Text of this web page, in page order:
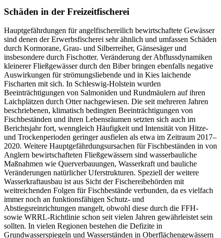
Schäden in der Freizeitfischerei
Hauptgefährdungen für angelfischereilich bewirtschaftete Gewässer
sind denen der Erwerbsfischerei sehr ähnlich und umfassen Schäden
durch Kormorane, Grau- und Silberreiher, Gänsesäger und
insbesondere durch Fischotter. Veränderung der Abflussdynamiken
kleinerer Fließgewässer durch den Biber bringen ebenfalls negative
Auswirkungen für strömungsliebende und in Kies laichende
Fischarten mit sich. In Schleswig-Holstein wurden
Beeinträchtigungen von Salmoniden und Rundmäulern auf ihren
Laichplätzen durch Otter nachgewiesen. Die seit mehreren Jahren
beschriebenen, klimatisch bedingten Beeinträchtigungen von
Fischbeständen und ihren Lebensräumen setzten sich auch im
Berichtsjahr fort, wenngleich Häufigkeit und Intensität von Hitze-
und Trockenperioden geringer ausfielen als etwa im Zeitraum 2017–
2020. Weitere Hauptgefährdungsursachen für Fischbeständen in von
Anglern bewirtschafteten Fließgewässern sind wasserbauliche
Maßnahmen wie Querverbauungen, Wasserkraft und bauliche
Veränderungen natürlicher Uferstrukturen. Speziell der weitere
Wasserkraftausbau ist aus Sicht der Fischereibehörden mit
weitreichenden Folgen für Fischbestände verbunden, da es vielfach
immer noch an funktionsfähigen Schutz- und
Abstiegsreinrichtungen mangelt, obwohl diese durch die FFH-
sowie WRRL-Richtlinie schon seit vielen Jahren gewährleistet sein
sollten. In vielen Regionen bestehen die Defizite in
Grundwasserspiegeln und Wasserständen in Oberflächengewässern